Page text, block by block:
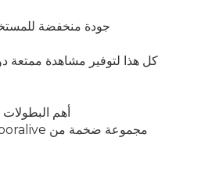
جودة منخفضة
كل هذا لتوفير مشاهدة ممتعة
⚽ أهم